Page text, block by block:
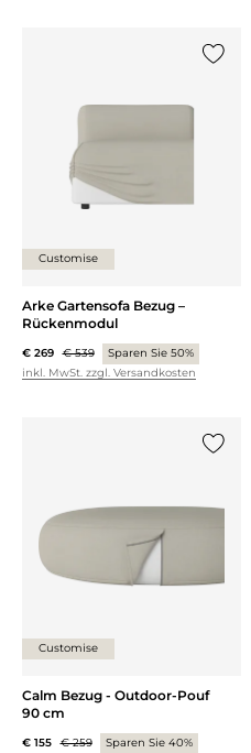
Customise
Arke Gartensofa Bezug –
Rückenmodul
€ 269 € 539
Sparen Sie 50%
inkl. MwSt. zzgl. Versandkosten
Customise
Calm Bezug - Outdoor-Pouf
90 cm
€ 155 € 259
Sparen Sie 40%